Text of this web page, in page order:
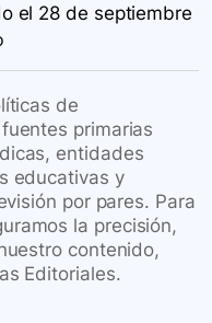
el 28 de septiembre
de
primarias
entidades
educativas y
por pares. Para
la precisión,
contenido,
Editoriales.